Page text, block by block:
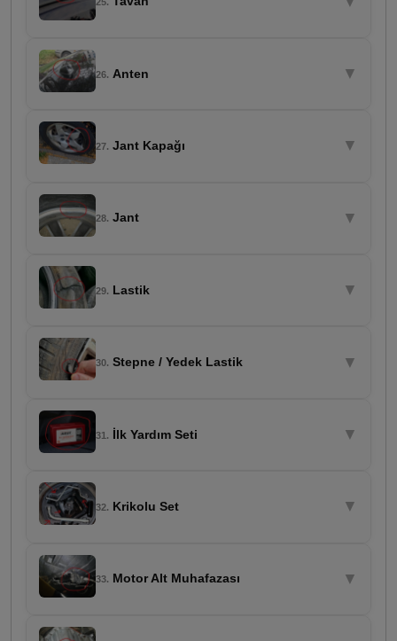
26. Anten ▼
27. Jant Kapağı ▼
28. Jant ▼
29. Lastik ▼
30. Stepne / Yedek Lastik ▼
31. İlk Yardım Seti ▼
32. Krikolu Set ▼
33. Motor Alt Muhafazası ▼